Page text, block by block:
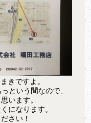
きですよ。
という間なので、
います。
になります。
さい！